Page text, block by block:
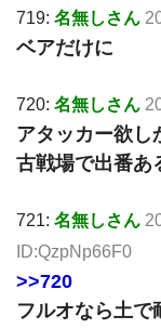
719: 名無しさん
ベアだけに
720: 名無しさん
アタッカー欲し
古戦場で出番あ
721: 名無しさん
ID:QzpNp66F0
>>720
フルオなら土で